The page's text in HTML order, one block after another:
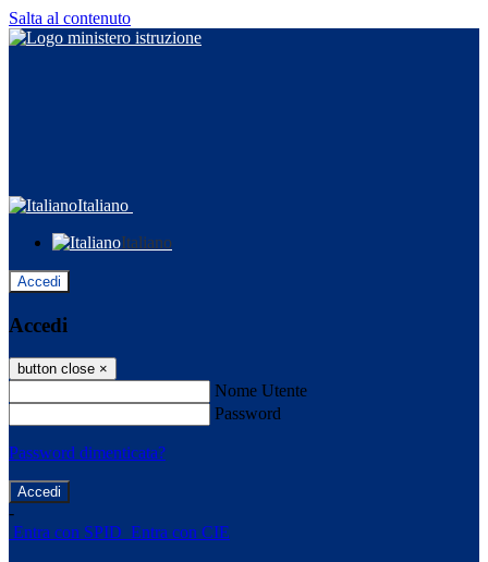
Salta al contenuto
Italiano
Italiano
Accedi
Accedi
button close ×
Nome Utente
Password
Password dimenticata?
-
Entra con SPID Entra con CIE